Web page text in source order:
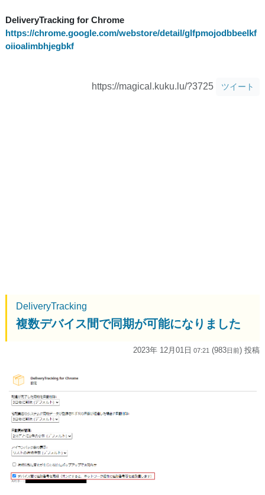
DeliveryTracking for Chrome
https://chrome.google.com/webstore/detail/glfpmojodbbeelkf
oiioalimbhjegbkf
https://magical.kuku.lu/?3725 ツイート
DeliveryTracking
複数デバイス間で同期が可能になりました
2023年 12月01日 07:21 (983日前) 投稿